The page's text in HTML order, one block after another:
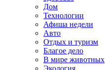
Дом
Технологии
Афиша недели
Авто
Отдых и туризм
Благое дело
В мире животных
Экология